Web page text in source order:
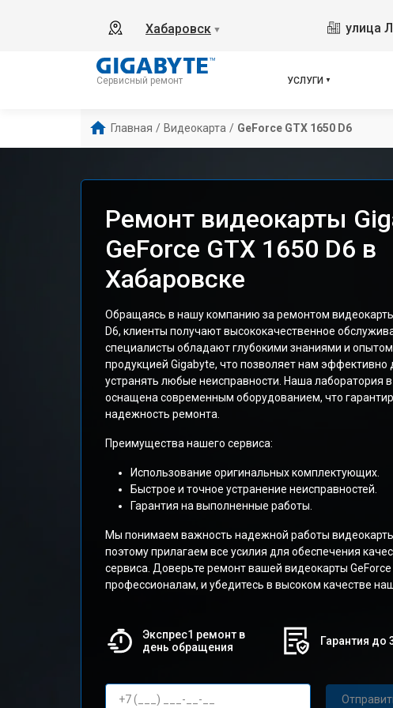
Хабаровск ▼ улица
Сервисный ремонт УСЛУГИ
Главная / Видеокарта / GeForce GTX 1650 D6
Ремонт видеокарты
GeForce GTX 1650 D6 в
Хабаровске
Обращаясь в нашу компанию за ремонтом видеокарты
D6, клиенты получают высококачественное
специалисты обладают глубокими знаниями и опытом
продукцией Gigabyte, что позволяет нам эффективно
устранять любые неисправности. Наша лаборатория
оснащена современным оборудованием, что
надежность ремонта.
Преимущества нашего сервиса:
Использование оригинальных комплектующих.
Быстрое и точное устранение неисправностей.
Гарантия на выполненные работы.
Мы понимаем важность надежной работы
поэтому прилагаем все усилия для обеспечения
сервиса. Доверьте ремонт вашей видеокарты GeForce
профессионалам, и убедитесь в высоком качестве
Экспрес1 ремонт в
день обращения
Гарантия до